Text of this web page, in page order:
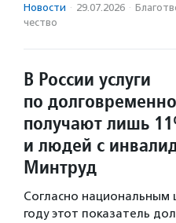
Новости · 29.07.2026 ·
чест­во
В России услуги
по
получают лишь
и людей с
Минтруд
Согласно национальным
году этот показатель